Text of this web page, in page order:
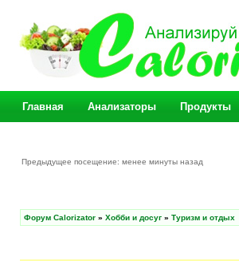
Главная Анализаторы Продукты
Предыдущее посещение: менее минуты назад
Форум Calorizator » Хобби и досуг » Туризм и отдых